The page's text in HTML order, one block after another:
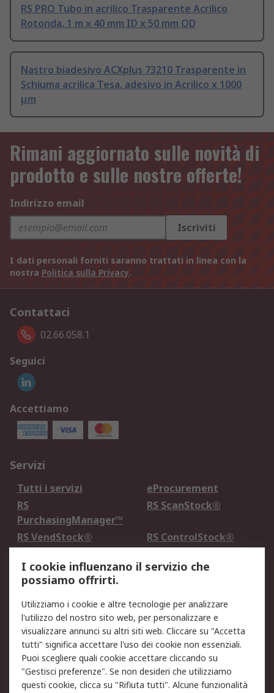
RS PRO Tubo in acrilico Trasparente Acrilico
Rotonda, 1 m x 40 mm ID x 50 mm OD
Nastro biadesivo ACXplus 73210 Trasparente in
Schiuma acrilica Tesa, adesivo in Acrilico x 1000
μm
Rimani aggiornato sulle novità di
prodotto e sulle nostre offerte!
Indirizzo email
Iscriviti
I dati personali forniti saranno trattati in linea con la
nostra Politica sulla Privacy.
Contattaci
02.66.058.1
Seguici
Accettiamo
Servizi
Tutti i servizi
eProcurement
RS
PurchasingManager™
RS ScanStock®
RS VendStock®
RS ControlStock®
Legale
Informativa Cookie
Informativa Privacy -
Aggiornata
Email Security
Termini d'uso
Condizioni di vendita
Condizioni generali di
servizio
Etica e responsabilità
I cookie influenzano il servizio che
possiamo offrirti.
Utilizziamo i cookie e altre tecnologie per analizzare
l'utilizzo del nostro sito web, per personalizzare e
visualizzare annunci su altri siti web. Cliccare su "Accetta
tutti" significa accettare l'uso dei cookie non essenziali.
Puoi scegliere quali cookie accettare cliccando su
"Gestisci preferenze". Se non desideri che utilizziamo
questi cookie, clicca su "Rifiuta tutti". Alcune funzionalità